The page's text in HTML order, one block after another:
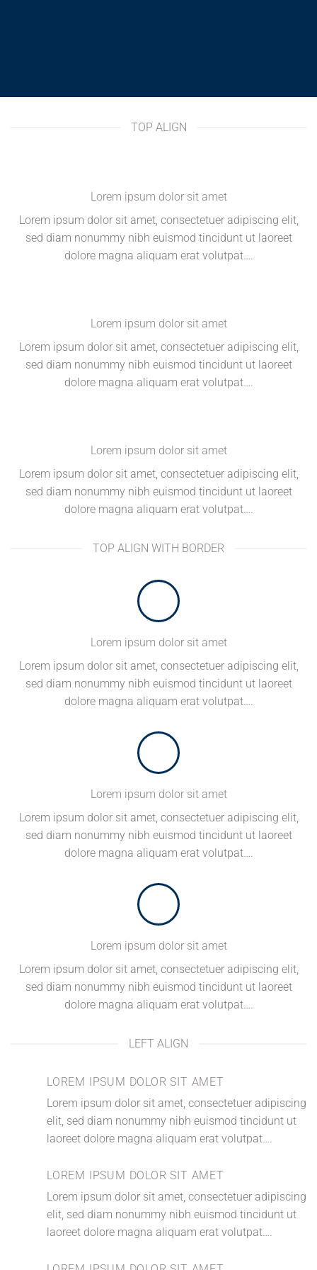
TOP ALIGN
Lorem ipsum dolor sit amet
Lorem ipsum dolor sit amet, consectetuer adipiscing elit,
sed diam nonummy nibh euismod tincidunt ut laoreet
dolore magna aliquam erat volutpat….
Lorem ipsum dolor sit amet
Lorem ipsum dolor sit amet, consectetuer adipiscing elit,
sed diam nonummy nibh euismod tincidunt ut laoreet
dolore magna aliquam erat volutpat….
Lorem ipsum dolor sit amet
Lorem ipsum dolor sit amet, consectetuer adipiscing elit,
sed diam nonummy nibh euismod tincidunt ut laoreet
dolore magna aliquam erat volutpat….
TOP ALIGN WITH BORDER
Lorem ipsum dolor sit amet
Lorem ipsum dolor sit amet, consectetuer adipiscing elit,
sed diam nonummy nibh euismod tincidunt ut laoreet
dolore magna aliquam erat volutpat….
Lorem ipsum dolor sit amet
Lorem ipsum dolor sit amet, consectetuer adipiscing elit,
sed diam nonummy nibh euismod tincidunt ut laoreet
dolore magna aliquam erat volutpat….
Lorem ipsum dolor sit amet
Lorem ipsum dolor sit amet, consectetuer adipiscing elit,
sed diam nonummy nibh euismod tincidunt ut laoreet
dolore magna aliquam erat volutpat….
LEFT ALIGN
LOREM IPSUM DOLOR SIT AMET
Lorem ipsum dolor sit amet, consectetuer adipiscing
elit, sed diam nonummy nibh euismod tincidunt ut
laoreet dolore magna aliquam erat volutpat….
LOREM IPSUM DOLOR SIT AMET
Lorem ipsum dolor sit amet, consectetuer adipiscing
elit, sed diam nonummy nibh euismod tincidunt ut
laoreet dolore magna aliquam erat volutpat….